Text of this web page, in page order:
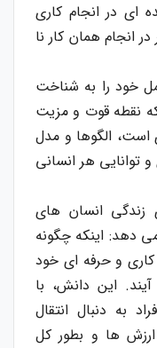
ای در انجام کاری
انجام همان کار نا
خود را به شناخت
نقطه قوت و مزیت
است، الگوها و مدل
توانایی هر انسانی
زندگی انسان های
دهد: اینکه چگونه
و حرفه ای خود
این دانش، با
به دنبال انتقال
ارزش ها و بطور کل